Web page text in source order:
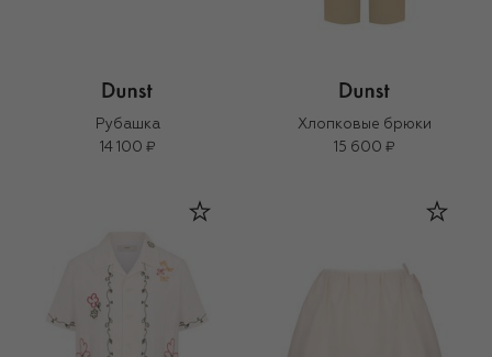
Рубашка
14 100 ₽
Хлопковые брюки
15 600 ₽